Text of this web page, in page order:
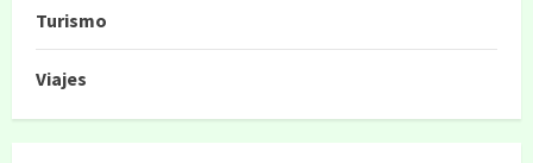
Turismo
Viajes